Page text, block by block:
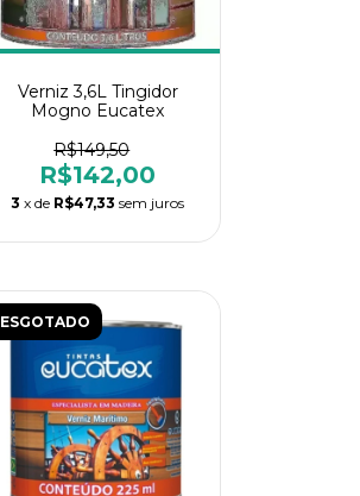
Verniz 3,6L Tingidor
Mogno Eucatex
R$149,50
R$142,00
3 x de R$47,33 sem juros
ESGOTADO